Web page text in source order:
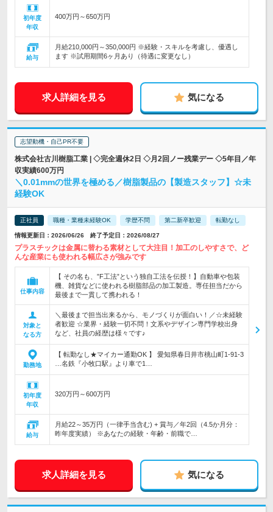
初年度
年収
400万円～650万円
給与
月給210,000円～350,000円 ※経験・スキルを考慮し、優遇し
ます ※試用期間6ヶ月あり（待遇に変更なし）
求人詳細を見る 気になる
志望動機・自己PR不要
株式会社古川樹脂工業 | ◇完全週休2日 ◇月2回ノー残業デー ◇5年目／年
収実績600万円
＼0.01mmの世界を極める／樹脂製品の【製造スタッフ】☆未
経験OK
正社員 職種・業種未経験OK 学歴不問 第二新卒歓迎 転勤なし
情報更新日：2026/06/26 終了予定日：2026/08/27
プラスチックは金属に替わる素材として大注目！加工のしやすさで、ど
んな産業にも使われる幅広さが強みです
仕事内容
【 その名も、”F工法”という独自工法を伝授！】自動車や包装
機、雑貨などに使われる樹脂部品の加工製造。専任担当だから
最後まで一貫して携われる！
対象と
なる方
＼最後まで担当出来るから、モノづくりが面白い！／☆未経験
者歓迎 ☆業界・経験一切不問！文系やデザイン専門学校出身
など、社員の経歴は様々です♪
勤務地
【 転勤なし★マイカー通勤OK 】 愛知県春日井市桃山町1-91-3
…名鉄『小牧口駅』より車で1…
初年度
年収
320万円～600万円
給与
月給22～35万円（一律手当含む) + 賞与／年2回（4.5か月分：
昨年度実績） ※あなたの経験・年齢・前職で…
求人詳細を見る 気になる